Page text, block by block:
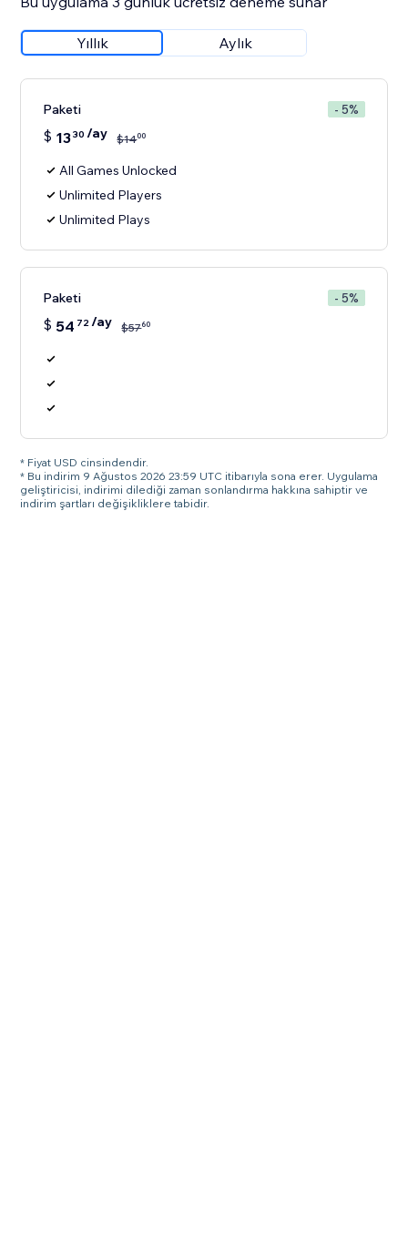
Yıllık Aylık
Paketi - 5%
$ 1330 /ay $1400
All Games Unlocked
Unlimited Players
Unlimited Plays
Paketi - 5%
$ 54 72/ay $5760
* Fiyat USD cinsindendir.
* Bu indirim 9 Ağustos 2026 23:59 UTC itibarıyla sona erer. Uygulama
geliştiricisi, indirimi dilediği zaman sonlandırma hakkına sahiptir ve
indirim şartları değişikliklere tabidir.